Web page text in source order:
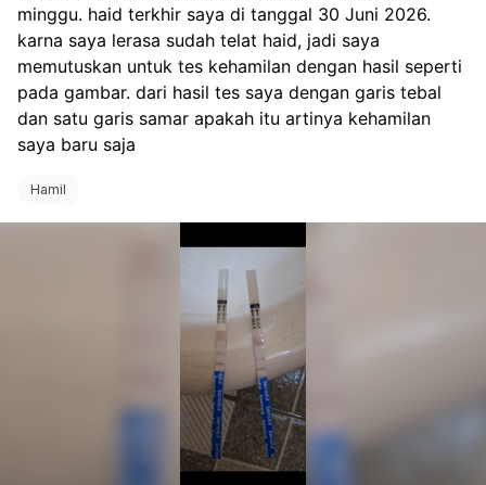
minggu. haid terkhir saya di tanggal 30 Juni 2026.
karna saya lerasa sudah telat haid, jadi saya
memutuskan untuk tes kehamilan dengan hasil seperti
pada gambar. dari hasil tes saya dengan garis tebal
dan satu garis samar apakah itu artinya kehamilan
saya baru saja
Hamil